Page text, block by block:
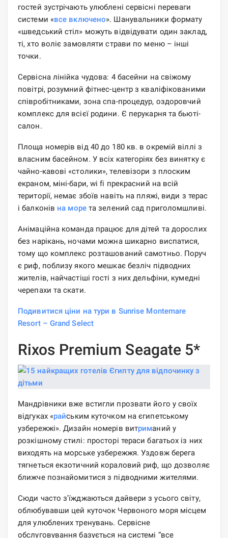
гостей зустрічають улюблені сервісні переваги
системи «все включено». Шанувальники формату
«шведський стіл» можуть відвідувати один заклад,
ті, хто воліє замовляти страви по меню – інші
точки.
Сервісна лінійка чудова: 4 басейни на свіжому
повітрі, розумний фітнес-центр з кваліфікованими
співробітниками, зона спа-процедур, оздоровчий
комплекс для всієї родини. Є перукарня та бьюті-
салон.
Площа номерів від 40 до 180 кв. в окремій віллі з
власним басейном. У всіх категоріях без винятку є
чайно-кавові «столики», телевізори з плоским
екраном, міні-бари, wi fi прекрасний на всій
території, немає збоїв навіть на пляжі, види з терас
і балконів на морета зелений сад приголомшливі.
Анімаційна команда працює для дітей та дорослих
без нарікань, ночами можна шикарно виспатися,
тому що комплекс розташований самотньо. Поруч
є риф, поблизу якого мешкає безліч підводних
жителів, найчастіші гості з них дельфіни, кумедні
черепахи та скати.
Подивитися ціни на тури в Sunrise Montemare
Resort – Grand Select
Rixos Premium Seagate 5*
Мандрівники вже встигли прозвати його у своїх
відгуках «райським куточком на єгипетському
узбережжі». Дизайн номерів витриманий у
розкішному стилі: просторі тераси багатьох із них
виходять на морське узбережжя. Уздовж берега
тягнеться екзотичний кораловий риф, що дозволяє
ближче познайомитися з підводними жителями.
Сюди часто з'їжджаються дайвери з усього світу,
облюбувавши цей куточок Червоного моря місцем
для улюблених тренувань. Сервісне
обслуговування базується на системі “все